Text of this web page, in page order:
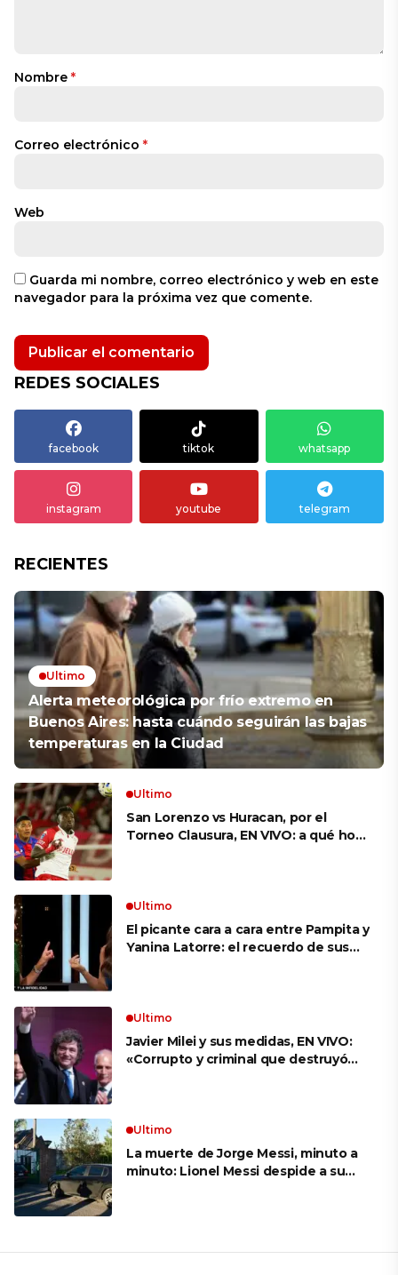
Nombre *
Correo electrónico *
Web
Guarda mi nombre, correo electrónico y web en este
navegador para la próxima vez que comente.
REDES SOCIALES
facebook tiktok whatsapp
instagram youtube telegram
RECIENTES
Ultimo
Alerta meteorológica por frío extremo en
Buenos Aires: hasta cuándo seguirán las bajas
temperaturas en la Ciudad
Ultimo
San Lorenzo vs Huracan, por el
Torneo Clausura, EN VIVO: a qué hora
Ultimo
El picante cara a cara entre Pampita y
Yanina Latorre: el recuerdo de sus
Ultimo
Javier Milei y sus medidas, EN VIVO:
«Corrupto y criminal que destruyó
Ultimo
La muerte de Jorge Messi, minuto a
minuto: Lionel Messi despide a su